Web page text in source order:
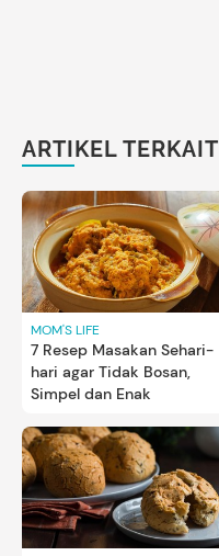
ARTIKEL TERKAIT
MOM'S LIFE
7 Resep Masakan Sehari-
hari agar Tidak Bosan,
Simpel dan Enak